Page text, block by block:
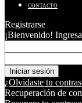
CONTACTO
Registrarse
¡Bienvenido!
¿Olvidaste tu
Recuperación de